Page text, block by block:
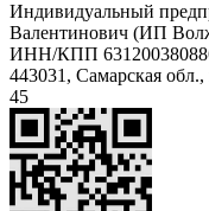
Индивидуальный
Валентинович (ИП
ИНН/КПП
443031, Самарская
45